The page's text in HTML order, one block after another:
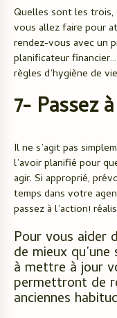
Quelles sont les trois,
vous allez faire pour
rendez-vous avec un
planificateur
règles d’hygiène de
7- Passez
Il ne s’agit pas
l’avoir planifié pour
agir. Si approprié,
temps dans votre
passez à l’action!
Pour vous aider
de mieux qu’une
à mettre à jour
permettront de
anciennes